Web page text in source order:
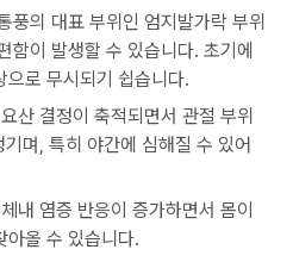
풍의 대표 부위인 엄지발가락 부위
함이 발생할 수 있습니다. 초기에
로 무시되기 쉽습니다.
요산 결정이 축적되면서 관절 부위
며, 특히 야간에 심해질 수 있어
체내 염증 반응이 증가하면서 몸이
아올 수 있습니다.